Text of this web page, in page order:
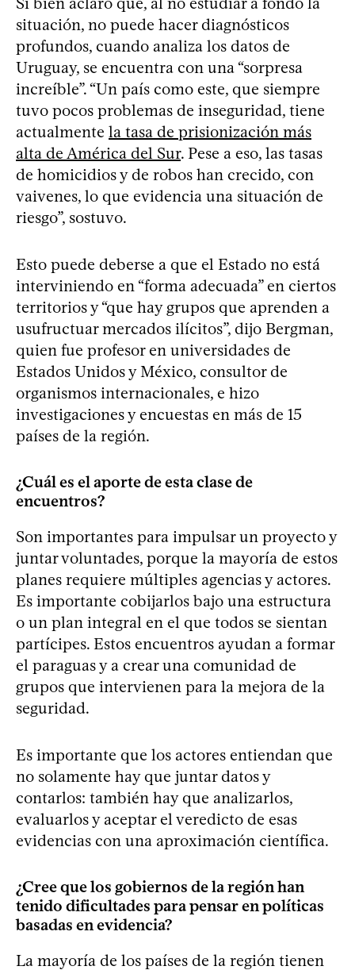
situación, no puede hacer diagnósticos
profundos, cuando analiza los datos de
Uruguay, se encuentra con una “sorpresa
increíble”. “Un país como este, que siempre
tuvo pocos problemas de inseguridad, tiene
actualmente la tasa de prisionización más
alta de América del Sur. Pese a eso, las tasas
de homicidios y de robos han crecido, con
vaivenes, lo que evidencia una situación de
riesgo”, sostuvo.
Esto puede deberse a que el Estado no está
interviniendo en “forma adecuada” en ciertos
territorios y “que hay grupos que aprenden a
usufructuar mercados ilícitos”, dijo Bergman,
quien fue profesor en universidades de
Estados Unidos y México, consultor de
organismos internacionales, e hizo
investigaciones y encuestas en más de 15
países de la región.
¿Cuál es el aporte de esta clase de
encuentros?
Son importantes para impulsar un proyecto y
juntar voluntades, porque la mayoría de estos
planes requiere múltiples agencias y actores.
Es importante cobijarlos bajo una estructura
o un plan integral en el que todos se sientan
partícipes. Estos encuentros ayudan a formar
el paraguas y a crear una comunidad de
grupos que intervienen para la mejora de la
seguridad.
Es importante que los actores entiendan que
no solamente hay que juntar datos y
contarlos: también hay que analizarlos,
evaluarlos y aceptar el veredicto de esas
evidencias con una aproximación científica.
¿Cree que los gobiernos de la región han
tenido dificultades para pensar en políticas
basadas en evidencia?
La mayoría de los países de la región tienen